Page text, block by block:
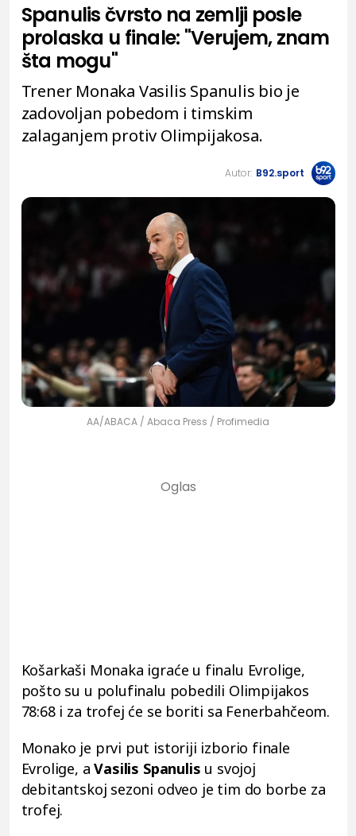
Spanulis čvrsto na zemlji posle
prolaska u finale: "Verujem, znam
šta mogu"
Trener Monaka Vasilis Spanulis bio je
zadovoljan pobedom i timskim
zalaganjem protiv Olimpijakosa.
Autor: B92.sport
AA/ABACA / Abaca Press / Profimedia
Košarkaši Monaka igraće u finalu Evrolige,
pošto su u polufinalu pobedili Olimpijakos
78:68 i za trofej će se boriti sa Fenerbahčeom.
Monako je prvi put istoriji izborio finale
Evrolige, aVasilis Spanulis u svojoj
debitantskoj sezoni odveo je tim do borbe za
trofej.